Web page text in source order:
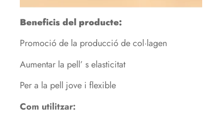
Beneficis del producte:
Promoció de la producció de col·lagen
Aumentar la pell’ s elasticitat
Per a la pell jove i flexible
Com utilitzar: